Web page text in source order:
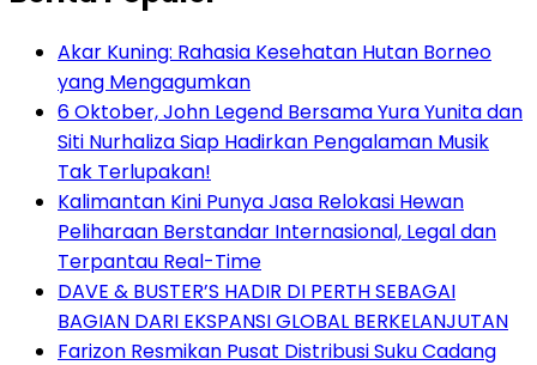
Akar Kuning: Rahasia Kesehatan Hutan Borneo
yang Mengagumkan
6 Oktober, John Legend Bersama Yura Yunita dan
Siti Nurhaliza Siap Hadirkan Pengalaman Musik
Tak Terlupakan!
Kalimantan Kini Punya Jasa Relokasi Hewan
Peliharaan Berstandar Internasional, Legal dan
Terpantau Real-Time
DAVE & BUSTER’S HADIR DI PERTH SEBAGAI
BAGIAN DARI EKSPANSI GLOBAL BERKELANJUTAN
Farizon Resmikan Pusat Distribusi Suku Cadang